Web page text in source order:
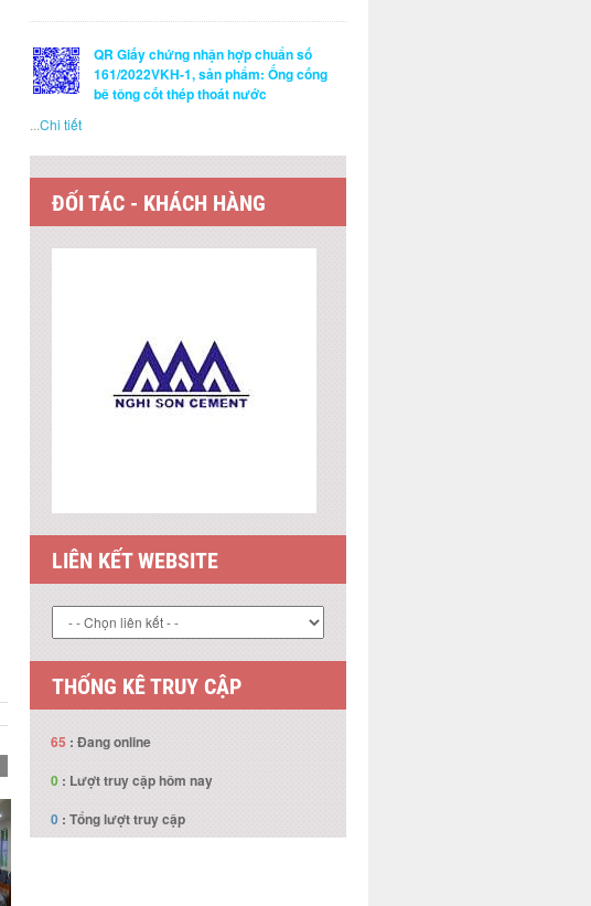
QR Giấy chứng nhận hợp chuẩn số
161/2022VKH-1, sản phẩm: Ống cống
bê tông cốt thép thoát nước
...Chi tiết
ĐỐI TÁC - KHÁCH HÀNG
LIÊN KẾT WEBSITE
THỐNG KÊ TRUY CẬP
65 : Đang online
0 : Lượt truy cập hôm nay
0 : Tổng lượt truy cập